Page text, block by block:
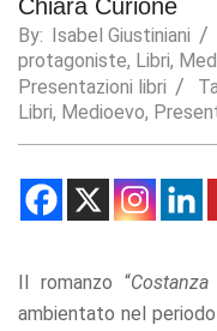
Chiara Curione
By: Isabel Giustiniani
protagoniste, Libri,
Presentazioni libri
Libri, Medioevo,
Il romanzo “
ambientato nel
Statistics
In order for
us to
improve the
functionality
and
structure,
based on
used.